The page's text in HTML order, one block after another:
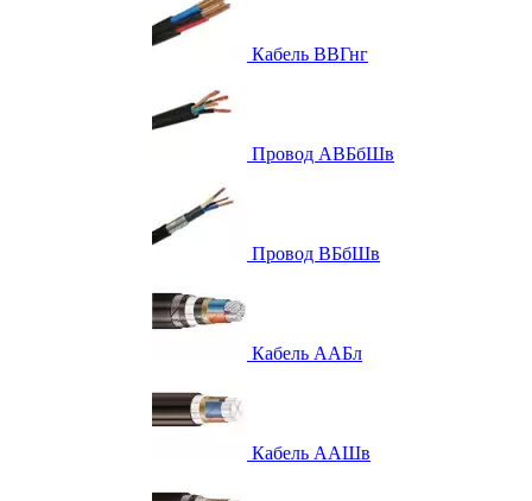
Кабель ВВГнг
Провод АВБбШв
Провод ВБбШв
Кабель ААБл
Кабель ААШв